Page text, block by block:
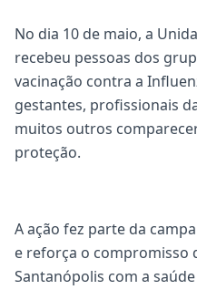
No dia 10 de maio, a
recebeu pessoas dos
vacinação contra a
gestantes, profissionais
muitos outros
proteção.
A ação fez parte da
e reforça o compromisso
Santanópolis com a